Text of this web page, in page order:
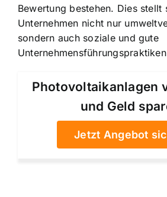
Bewertung bestehen. Dies stellt
Unternehmen nicht nur
sondern auch soziale und gute
Photovoltaikanlagen
und Geld
Jetzt Angebot